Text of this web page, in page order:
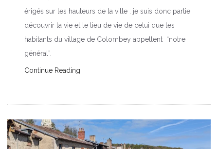
érigés sur les hauteurs de la ville : je suis donc partie
découvrir la vie et le lieu de vie de celui que les
habitants du village de Colombey appellent “notre
général”.
Continue Reading